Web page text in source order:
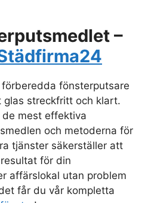
–
fönsterputsare
streckfritt och klart.
mest effektiva
och metoderna för
tjänster säkerställer att
för din
affärslokal utan problem
får du vår kompletta